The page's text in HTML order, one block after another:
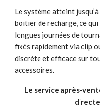
Le système atteint
boîtier de recharge, ce
longues journées de
fixés rapidement via clip
discrète et efficace sur
accessoires.
Le service après-